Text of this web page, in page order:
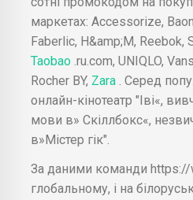
маркетах: Accessorize,
Faberlic, H&amp;M, Reebok,
Taobao .ru.com, UNIQLO,
Rocher BY, Zara . Серед
онлайн-кінотеатр "Іві«,
мови в» Скіллбокс«,
в»Містер гік".
За даними команди https://
глобальному, і на